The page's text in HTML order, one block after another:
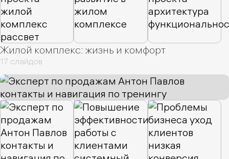
Жилой комплекс: жизнь и комфорт
17 слайдов